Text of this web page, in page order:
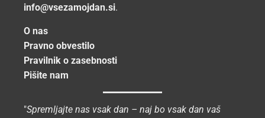
info@vsezamojdan.si.
O nas
Pravno obvestilo
Pravilnik o zasebnosti
Pišite nam
"Spremljajte nas vsak dan – naj bo vsak dan vaš